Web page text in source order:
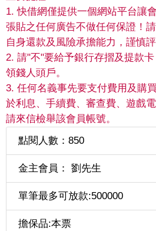
1. 快借網僅提供一個網站平台讓
張貼之任何廣告不做任何保證！
自身還款及風險承擔能力，謹慎評
2. 請"不"要給予銀行存摺及提款
領錢人頭戶。
3. 任何名義事先要支付費用及購
於利息、手續費、審查費、遊戲
請來信檢舉該會員帳號。
點閱人數：850
金主會員： 劉先生
單筆最多可放款:500000
擔保品:本票